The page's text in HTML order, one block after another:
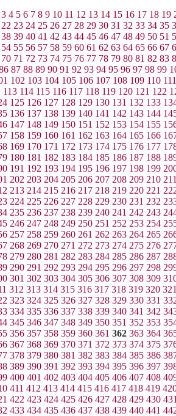
3 4 5 6 7 8 9 10 11 12 13 14 15 16 17 18 19
22 23 24 25 26 27 28 29 30 31 32 33 34 35
38 39 40 41 42 43 44 45 46 47 48 49 50 51
54 55 56 57 58 59 60 61 62 63 64 65 66 67
70 71 72 73 74 75 76 77 78 79 80 81 82 83
87 88 89 90 91 92 93 94 95 96 97 98 99
102 103 104 105 106 107 108 109 110 111
113 114 115 116 117 118 119 120 121 122
125 126 127 128 129 130 131 132 133
136 137 138 139 140 141 142 143 144
147 148 149 150 151 152 153 154 155
158 159 160 161 162 163 164 165 166
169 170 171 172 173 174 175 176 177
180 181 182 183 184 185 186 187 188
191 192 193 194 195 196 197 198 199
202 203 204 205 206 207 208 209 210
213 214 215 216 217 218 219 220 221
224 225 226 227 228 229 230 231 232
235 236 237 238 239 240 241 242 243
246 247 248 249 250 251 252 253 254
257 258 259 260 261 262 263 264 265
268 269 270 271 272 273 274 275 276
279 280 281 282 283 284 285 286 287
290 291 292 293 294 295 296 297 298
301 302 303 304 305 306 307 308 309
312 313 314 315 316 317 318 319 320
323 324 325 326 327 328 329 330 331
334 335 336 337 338 339 340 341 342
345 346 347 348 349 350 351 352 353
356 357 358 359 360 361 362 363 364
367 368 369 370 371 372 373 374 375
378 379 380 381 382 383 384 385 386
389 390 391 392 393 394 395 396 397
400 401 402 403 404 405 406 407 408
411 412 413 414 415 416 417 418 419
422 423 424 425 426 427 428 429 430
433 434 435 436 437 438 439 440 441